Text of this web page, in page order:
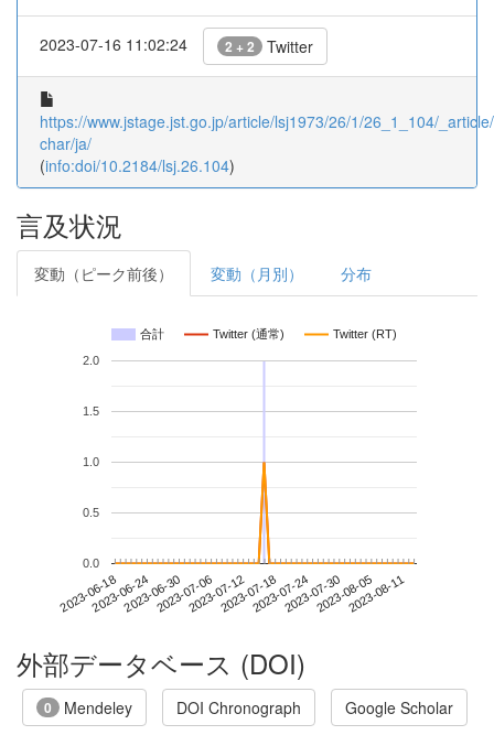
2023-07-16 11:02:24 2 + 2 Twitter
https://www.jstage.jst.go.jp/article/lsj1973/26/1/26_1_104/
char/ja/
(info:doi/10.2184/lsj.26.104)
言及状況
変動（ピーク前後） 変動（月別） 分布
合計 Twitter (通常) Twitter (RT)
2023-06-182023-06-242023-06-302023-07-062023-07-122023-07-182023-07-242023-07-302023-08-052023-08-11
0.0
0.5
1.0
1.5
2.0
外部データベース (DOI)
0 Mendeley DOI Chronograph Google Scholar